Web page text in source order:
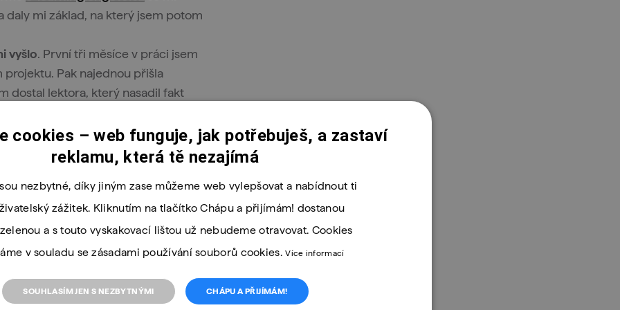
daly mi základ, na který jsem potom
vyšlo. První tři měsíce v práci jsem
Pak najednou přišla
dostal lektora, který nasadil fakt
makat. Bylo to ale zajímavé, i tato
jako Analyst Programmer, a to mi
největšími distributory energií na
Dneska už tohle
problémů v životě.
šel znovu. Jen bych se tentokrát
cookies – web funguje, jak potřebuješ, a zastaví
reklamu, která tě nezajímá
nezbytné, díky jiným zase můžeme web vylepšovat a nabídnout ti
zážitek. Kliknutím na tlačítko Chápu a přijímám! dostanou
a s touto vyskakovací lištou už nebudeme otravovat. Cookies
v souladu se zásadami používání souborů cookies.Více informací
CHÁPU A PŘIJÍMÁM!
SOUHLASÍM JEN S NEZBYTNÝMI